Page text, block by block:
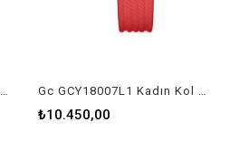
₺10.450,00